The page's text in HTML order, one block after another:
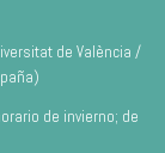
de València /
de invierno; de